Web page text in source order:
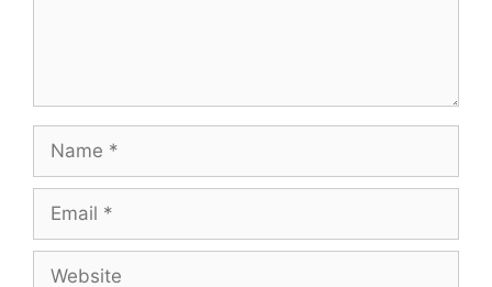
Name
Email
Website